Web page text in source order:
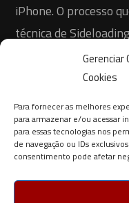
Cookies
Para fornecer as melhores
para armazenar e/ou acessar
para essas tecnologias nos
de navegação ou IDs
consentimento pode afetar
iPhone. O processo
técnica de